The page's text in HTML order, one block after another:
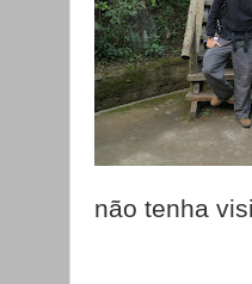
não tenha